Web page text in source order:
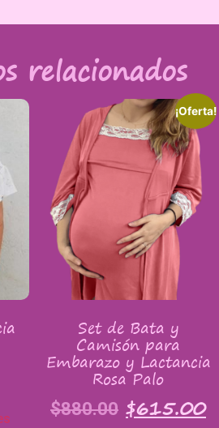
relacionados
¡Oferta!
Set de Bata y
Camisón para
Embarazo y Lactancia
Rosa Palo
$880.00 $615.00